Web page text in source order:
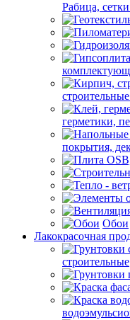
Рабица,
герметики,
покрытия,
Обои
Лакокрасочная
строительные